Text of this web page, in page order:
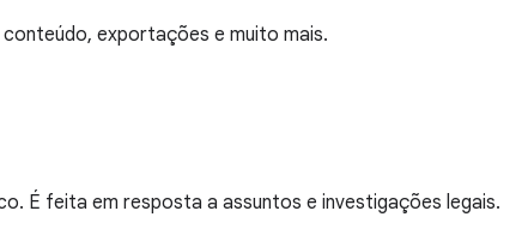
exportações e muito mais.
É feita em resposta a assuntos e investigações legais.